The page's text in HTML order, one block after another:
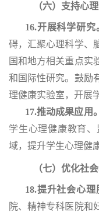
（六）支持心
16.开展科学研究
碍，汇聚心理科学、
国和地方相关重点实
和国际性研究。鼓励
理健康实验室，开展
17.推动成果应用。
学生心理健康教育
域，提升学生心理健
（七）优化社
18.提升社会心理
院、精神专科医院和